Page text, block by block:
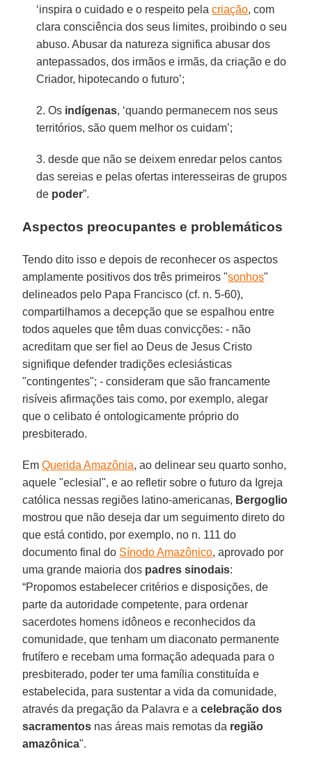
‘inspira o cuidado e o respeito pelacriação, com
clara consciência dos seus limites, proibindo o seu
abuso. Abusar da natureza significa abusar dos
antepassados, dos irmãos e irmãs, da criação e do
Criador, hipotecando o futuro’;
2. Os indígenas, ‘quando permanecem nos seus
territórios, são quem melhor os cuidam’;
3. desde que não se deixem enredar pelos cantos
das sereias e pelas ofertas interesseiras de grupos
de poder”.
Aspectos preocupantes e problemáticos
Tendo dito isso e depois de reconhecer os aspectos
amplamente positivos dos três primeiros "sonhos"
delineados pelo Papa Francisco (cf. n. 5-60),
compartilhamos a decepção que se espalhou entre
todos aqueles que têm duas convicções: - não
acreditam que ser fiel ao Deus de Jesus Cristo
signifique defender tradições eclesiásticas
"contingentes"; - consideram que são francamente
risíveis afirmações tais como, por exemplo, alegar
que o celibato é ontologicamente próprio do
presbiterado.
EmQuerida Amazônia, ao delinear seu quarto sonho,
aquele "eclesial", e ao refletir sobre o futuro da Igreja
católica nessas regiões latino-americanas, Bergoglio
mostrou que não deseja dar um seguimento direto do
que está contido, por exemplo, no n. 111 do
documento final do Sínodo Amazônico, aprovado por
uma grande maioria dos padres sinodais:
“Propomos estabelecer critérios e disposições, de
parte da autoridade competente, para ordenar
sacerdotes homens idôneos e reconhecidos da
comunidade, que tenham um diaconato permanente
frutífero e recebam uma formação adequada para o
presbiterado, poder ter uma família constituída e
estabelecida, para sustentar a vida da comunidade,
através da pregação da Palavra e acelebração dos
sacramentos nas áreas mais remotas da região
amazônica".